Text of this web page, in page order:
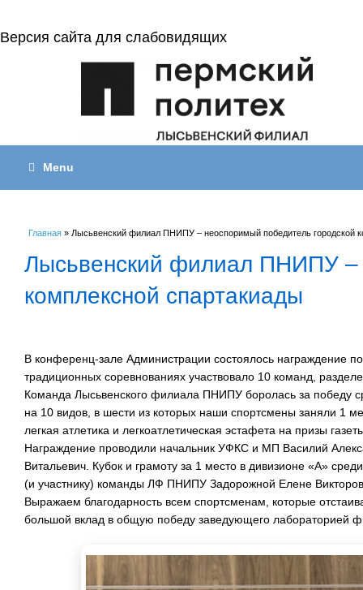
Версия сайта для слабовидящих
Menu
Вы здесь
Главная » Лысьвенский филиал ПНИПУ – неоспоримый победитель городской
Лысьвенский филиал ПНИПУ –
комплексной спартакиады
В конференц-зале Администрации состоялось награждение
традиционных соревнованиях участвовало 10 команд,
Команда Лысьвенского филиала ПНИПУ боролась за победу
на 10 видов, в шести из которых наши спортсмены заняли 1
легкая атлетика и легкоатлетическая эстафета на призы
Награждение проводили начальник УФКС и МП Василий
Витальевич. Кубок и грамоту за 1 место в дивизионе «А»
(и участнику) команды ЛФ ПНИПУ Задорожной Елене
Выражаем благодарность всем спортсменам, которые
большой вклад в общую победу заведующего лабораторией